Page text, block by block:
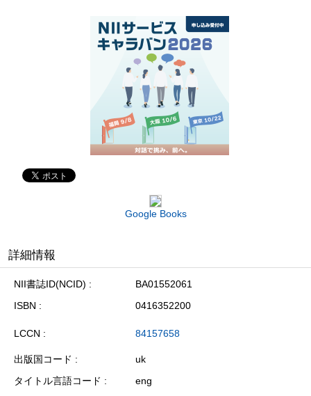
Google Books
詳細情報
NII書誌ID(NCID)
BA01552061
ISBN
0416352200
LCCN 84157658
出版国コード
uk
タイトル言語コード
eng